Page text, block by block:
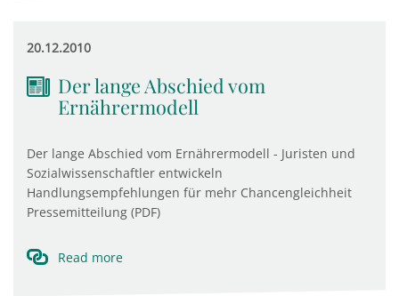
20.12.2010
Der lange Abschied vom
Ernährermodell
Der lange Abschied vom Ernährermodell - Juristen und
Sozialwissenschaftler entwickeln
Handlungsempfehlungen für mehr Chancengleichheit
Pressemitteilung (PDF)
Read more